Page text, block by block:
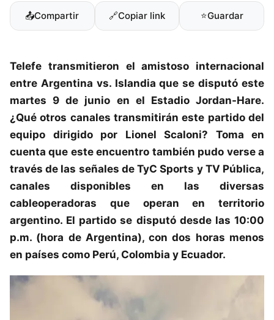
📤Compartir 🔗Copiar link ⭐Guardar
Telefe transmitieron el amistoso internacional
entre Argentina vs. Islandia que se disputó este
martes 9 de junio en el Estadio Jordan-Hare.
¿Qué otros canales transmitirán este partido del
equipo dirigido por Lionel Scaloni? Toma en
cuenta que este encuentro también pudo verse a
través de las señales de TyC Sports y TV Pública,
canales disponibles en las diversas
cableoperadoras que operan en territorio
argentino. El partido se disputó desde las 10:00
p.m. (hora de Argentina), con dos horas menos
en países como Perú, Colombia y Ecuador.